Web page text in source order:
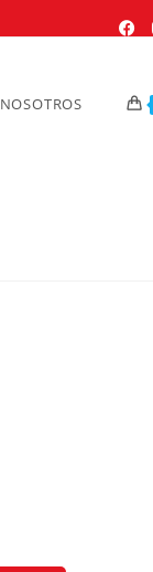
NOSOTROS